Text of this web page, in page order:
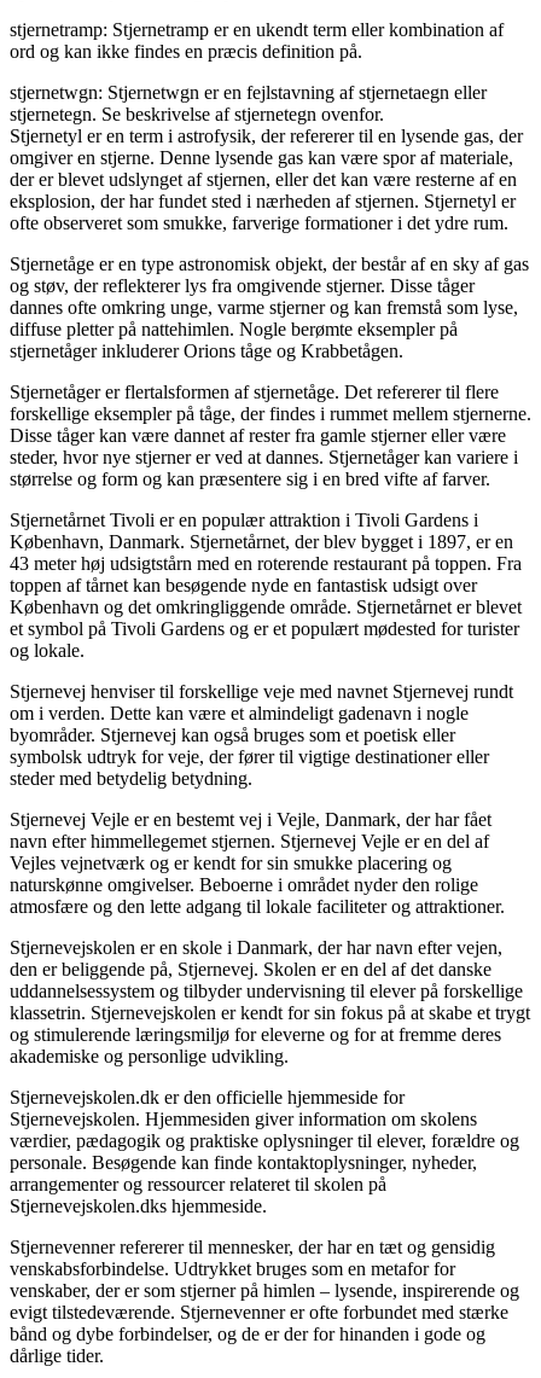
stjernetramp: Stjernetramp er en ukendt term eller kombination af
ord og kan ikke findes en præcis definition på.
stjernetwgn: Stjernetwgn er en fejlstavning af stjernetaegn eller
stjernetegn. Se beskrivelse af stjernetegn ovenfor.
Stjernetyl er en term i astrofysik, der refererer til en lysende gas, der
omgiver en stjerne. Denne lysende gas kan være spor af materiale,
der er blevet udslynget af stjernen, eller det kan være resterne af en
eksplosion, der har fundet sted i nærheden af ​​stjernen. Stjernetyl er
ofte observeret som smukke, farverige formationer i det ydre rum.
Stjernetåge er en type astronomisk objekt, der består af en sky af gas
og støv, der reflekterer lys fra omgivende stjerner. Disse tåger
dannes ofte omkring unge, varme stjerner og kan fremstå som lyse,
diffuse pletter på nattehimlen. Nogle berømte eksempler på
stjernetåger inkluderer Orions tåge og Krabbetågen.
Stjernetåger er flertalsformen af stjernetåge. Det refererer til flere
forskellige eksempler på tåge, der findes i rummet mellem stjernerne.
Disse tåger kan være dannet af rester fra gamle stjerner eller være
steder, hvor nye stjerner er ved at dannes. Stjernetåger kan variere i
størrelse og form og kan præsentere sig i en bred vifte af farver.
Stjernetårnet Tivoli er en populær attraktion i Tivoli Gardens i
København, Danmark. Stjernetårnet, der blev bygget i 1897, er en
43 meter høj udsigtstårn ​​med en roterende restaurant på toppen. Fra
toppen af tårnet kan besøgende nyde en fantastisk udsigt over
København og det omkringliggende område. Stjernetårnet er blevet
et symbol på Tivoli Gardens og er et populært mødested for turister
og lokale.
Stjernevej henviser til forskellige veje med navnet Stjernevej rundt
om i verden. Dette kan være et almindeligt gadenavn i nogle
byområder. Stjernevej kan også bruges som et poetisk eller
symbolsk udtryk for veje, der fører til vigtige destinationer eller
steder med betydelig betydning.
Stjernevej Vejle er en bestemt vej i Vejle, Danmark, der har fået
navn efter himmellegemet stjernen. Stjernevej Vejle er en del af
Vejles vejnetværk og er kendt for sin smukke placering og
naturskønne omgivelser. Beboerne i området nyder den rolige
atmosfære og den lette adgang til lokale faciliteter og attraktioner.
Stjernevejskolen er en skole i Danmark, der har navn efter vejen,
den er beliggende på, Stjernevej. Skolen er en del af det danske
uddannelsessystem og tilbyder undervisning til elever på forskellige
klassetrin. Stjernevejskolen er kendt for sin fokus på at skabe et trygt
og stimulerende læringsmiljø for eleverne og for at fremme deres
akademiske og personlige udvikling.
Stjernevejskolen.dk er den officielle hjemmeside for
Stjernevejskolen. Hjemmesiden giver information om skolens
værdier, pædagogik og praktiske oplysninger til elever, forældre og
personale. Besøgende kan finde kontaktoplysninger, nyheder,
arrangementer og ressourcer relateret til skolen på
Stjernevejskolen.dks hjemmeside.
Stjernevenner refererer til mennesker, der har en tæt og gensidig
venskabsforbindelse. Udtrykket bruges som en metafor for
venskaber, der er som stjerner på himlen – lysende, inspirerende og
evigt tilstedeværende. Stjernevenner er ofte forbundet med stærke
bånd og dybe forbindelser, og de er der for hinanden i gode og
dårlige tider.